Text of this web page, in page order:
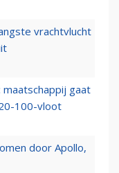
vrachtvlucht
maatschappij gaat
100-vloot
door Apollo,